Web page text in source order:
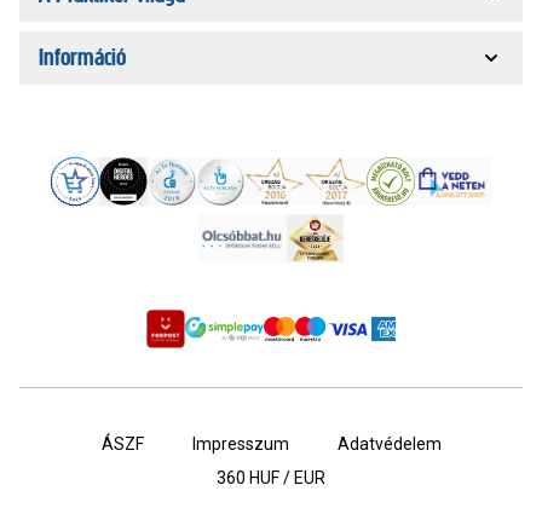
Információ
ÁSZF Impresszum
Adatvédelem
360 HUF / EUR